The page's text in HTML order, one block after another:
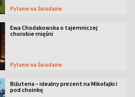
Pytanie na Śniadanie
Ewa Chodakowska o tajemniczej
chorobie mięśni
Pytanie na Śniadanie
Biżuteria – idealny prezent na Mikołajki i
pod choinkę